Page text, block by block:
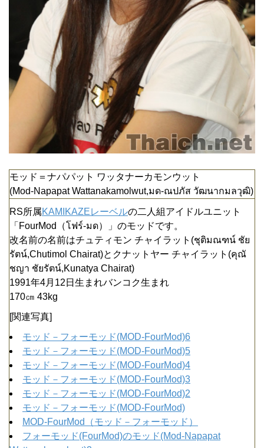
モッド＝ナパパット ワッタナーカモンウット
(Mod-Napapat Wattanakamolwut,มด-ณปภัส วัฒนากมลวุฒิ)
RS所属KAMIKAZEレーベルの二人組アイドルユニット
「FourMod（โฟร์-มด）」のモッドです。
改名前の名前はチュティモン チャイラット(ชุติมณฑน์ ชัย
รัตน์,Chutimol Chairat)とクナットヤー チャイラット(คุณั
ชญา ชัยรัตน์,Kunatya Chairat)
1991年4月12日生まれバンコク生まれ
170㎝ 43kg
[関連写真]
モッド－フォーモッド(MOD-FourMod)6
モッド－フォーモッド(MOD-FourMod)5
モッド－フォーモッド(MOD-FourMod)4
モッド－フォーモッド(MOD-FourMod)3
モッド－フォーモッド(MOD-FourMod)2
モッド－フォーモッド(MOD-FourMod)
MOD-FourMod（モッド－フォーモッド）
フォーモッド(FourMod)のモッド(Mod-Napapat